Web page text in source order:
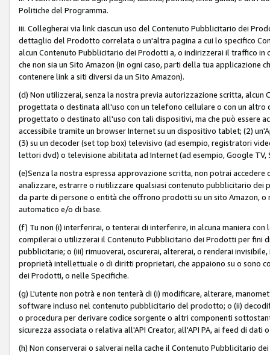
Politiche del Programma.
iii. Collegherai via link ciascun uso del Contenuto Pubblicitario dei
dettaglio del Prodotto correlata o un'altra pagina a cui lo specifico
alcun Contenuto Pubblicitario dei Prodotti a, o indirizzerai il traffico in
che non sia un Sito Amazon (in ogni caso, parti della tua
contenere link a siti diversi da un Sito Amazon).
(d) Non utilizzerai, senza la nostra previa autorizzazione scritta,
progettata o destinata all'uso con un telefono cellulare o con un
progettato o destinato all'uso con tali dispositivi, ma che può essere
accessibile tramite un browser Internet su un dispositivo tablet; (2)
(3) su un decoder (set top box) televisivo (ad esempio, registratori
lettori dvd) o televisione abilitata ad Internet (ad esempio, Google TV,
(e)Senza la nostra espressa approvazione scritta, non potrai
analizzare, estrarre o riutilizzare qualsiasi contenuto pubblicitario
da parte di persone o entità che offrono prodotti su un sito Amazon,
automatico e/o di base.
(f) Tu non (i) interferirai, o tenterai di interferire, in alcuna maniera
compilerai o utilizzerai il Contenuto Pubblicitario dei Prodotti per
pubblicitarie; o (iii) rimuoverai, oscurerai, altererai, o renderai
proprietà intellettuale o di diritti proprietari, che appaiono su o sono
dei Prodotti, o nelle Specifiche.
(g) L'utente non potrà e non tenterà di (i) modificare, alterare,
software incluso nel contenuto pubblicitario del prodotto; o (ii)
o procedura per derivare codice sorgente o altri componenti
sicurezza associata o relativa all'API Creator, all'API PA, ai feed di
(h) Non conserverai o salverai nella cache il Contenuto Pubblicitario